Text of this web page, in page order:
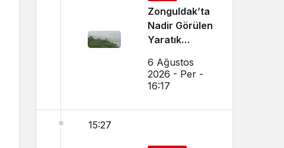
Zonguldak’ta
Nadir Görülen
Yaratık
6 Ağustos
2026 - Per -
16:17
15:27